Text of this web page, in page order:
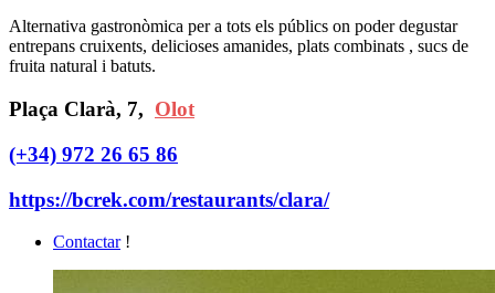
Alternativa gastronòmica per a tots els públics on poder degustar
entrepans cruixents, delicioses amanides, plats combinats , sucs de
fruita natural i batuts.
Plaça Clarà, 7, Olot
(+34) 972 26 65 86
https://bcrek.com/restaurants/clara/
Contactar !